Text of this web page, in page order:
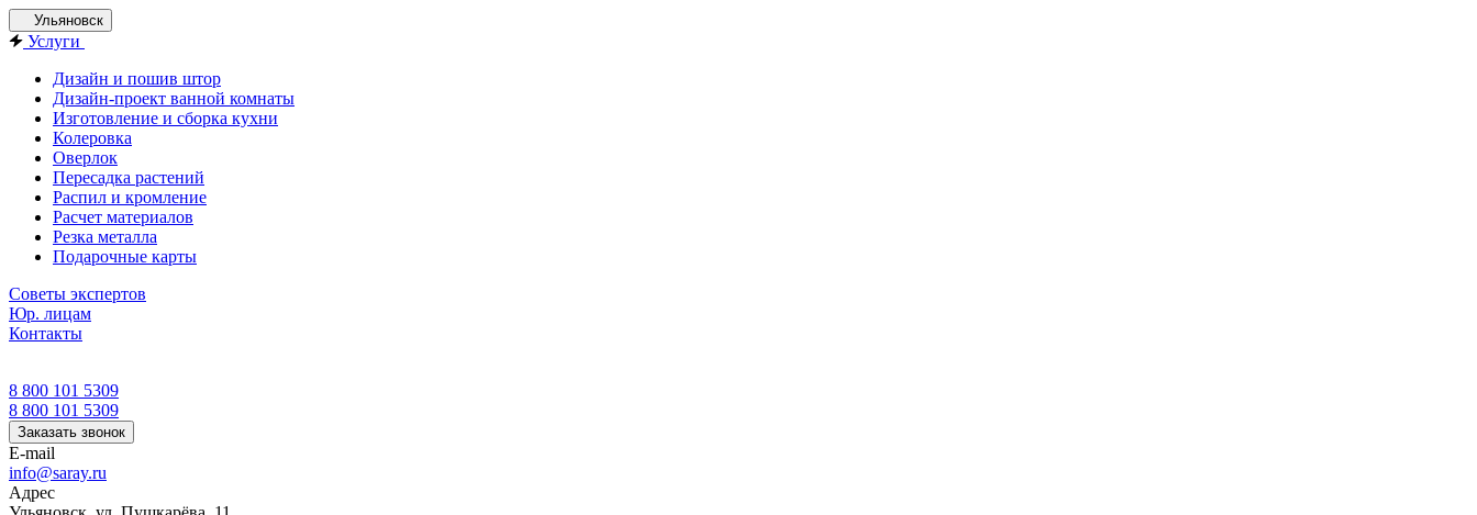
Ульяновск
Услуги
Дизайн и пошив штор
Дизайн-проект ванной комнаты
Изготовление и сборка кухни
Колеровка
Оверлок
Пересадка растений
Распил и кромление
Расчет материалов
Резка металла
Подарочные карты
Советы экспертов
Юр. лицам
Контакты
8 800 101 5309
8 800 101 5309
Заказать звонок
E-mail
info@saray.ru
Адрес